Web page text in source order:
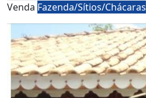
Venda Fazenda/Sítios/Chácaras